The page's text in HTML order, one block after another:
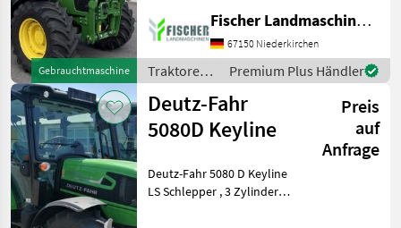
Gebrauchtmaschine
Allrad, Klimaanlage,
Frontlader, Luftsitz,
Powershuttle, Kriechgang,
EHR, Getriebeart
Landmaschine:
Lastschaltgetr
Fischer Landmaschinen GmbH
67150 Niederkirchen
Traktoren /
John Deere
Premium Plus Händler
Deutz-Fahr
5080D Keyline
Preis
auf
Anfrage
Deutz-Fahr 5080 D Keyline
LS Schlepper , 3 Zylinder